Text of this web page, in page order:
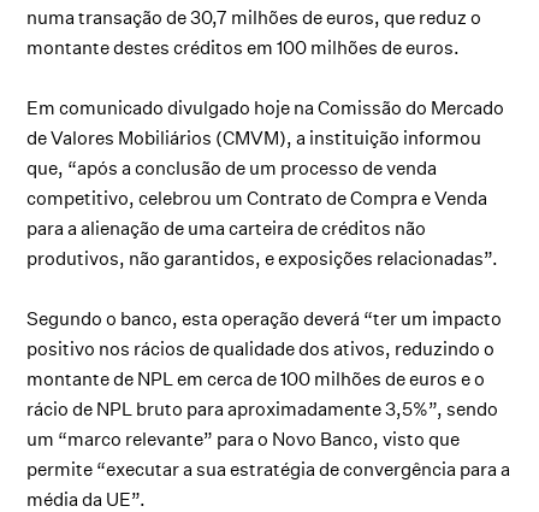
numa transação de 30,7 milhões de euros, que reduz o
montante destes créditos em 100 milhões de euros.
Em comunicado divulgado hoje na Comissão do Mercado
de Valores Mobiliários (CMVM), a instituição informou
que, “após a conclusão de um processo de venda
competitivo, celebrou um Contrato de Compra e Venda
para a alienação de uma carteira de créditos não
produtivos, não garantidos, e exposições relacionadas”.
Segundo o banco, esta operação deverá “ter um impacto
positivo nos rácios de qualidade dos ativos, reduzindo o
montante de NPL em cerca de 100 milhões de euros e o
rácio de NPL bruto para aproximadamente 3,5%”, sendo
um “marco relevante” para o Novo Banco, visto que
permite “executar a sua estratégia de convergência para a
média da UE”.